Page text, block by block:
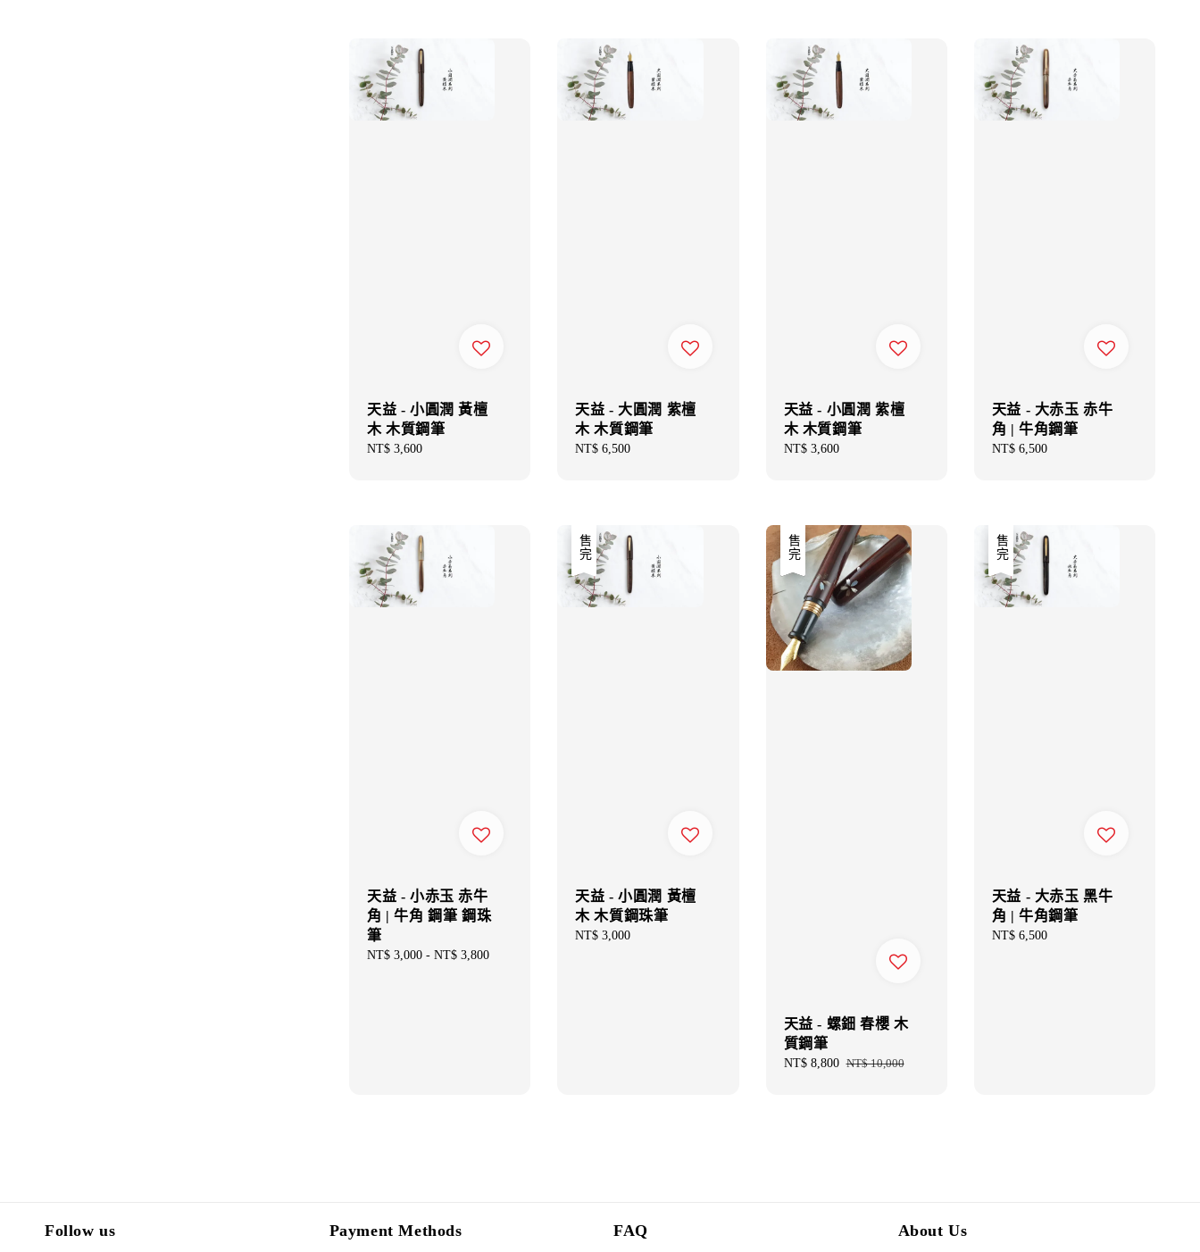
天益 - 小圓潤 黃檀
木 木質鋼筆
Regular
NT$ 3,600
天益 - 大圓潤 紫檀
木 木質鋼筆
Regular
NT$ 6,500
天益 - 小圓潤 紫檀
木 木質鋼筆
Regular
NT$ 3,600
天益 - 大赤玉 赤牛
角 | 牛角鋼筆
Regular
NT$ 6,500
天益 - 小赤玉 赤牛
角 | 牛角 鋼筆 鋼珠
筆
Regular
NT$ 3,000 - NT$ 3,800
售完
天益 - 小圓潤 黃檀
木 木質鋼珠筆
Regular
NT$ 3,000
優惠
售完
天益 - 螺鈿 春櫻 木
質鋼筆
Sale
NT$ 8,800 Regular
NT$ 10,000
售完
天益 - 大赤玉 黑牛
角 | 牛角鋼筆
Regular
NT$ 6,500
Follow us Payment Methods FAQ About Us